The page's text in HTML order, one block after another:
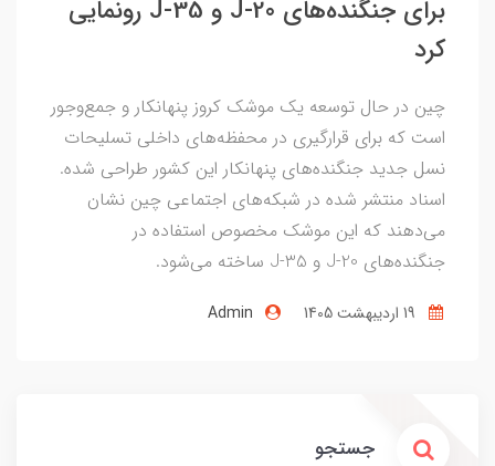
برای جنگنده‌های J-20 و J-35 رونمایی
کرد
چین در حال توسعه یک موشک کروز پنهانکار و جمع‌وجور
است که برای قرارگیری در محفظه‌های داخلی تسلیحات
نسل جدید جنگنده‌های پنهانکار این کشور طراحی شده.
اسناد منتشر شده در شبکه‌های اجتماعی چین نشان
می‌دهند که این موشک مخصوص استفاده در
جنگنده‌های J-20 و J-35 ساخته می‌شود.
Admin
جستجو